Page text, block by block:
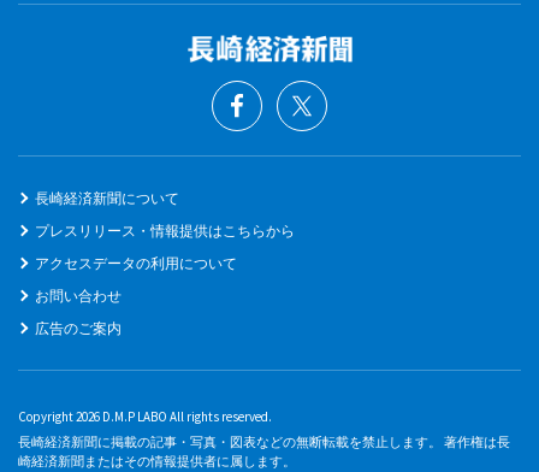
長崎経済新聞について
プレスリリース・情報提供はこちらから
アクセスデータの利用について
お問い合わせ
広告のご案内
Copyright 2026 D.M.P LABO All rights reserved.
長崎経済新聞に掲載の記事・写真・図表などの無断転載を禁止します。 著作権は長
崎経済新聞またはその情報提供者に属します。